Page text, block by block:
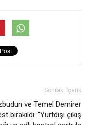
Sonraki İçerik
ve Temel Demirer
bırakıldı: “Yurtdışı çıkış